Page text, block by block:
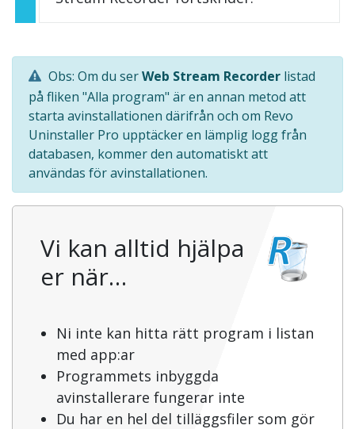
Obs: Om du serWeb Stream Recorder listad
på fliken "Alla program" är en annan metod att
starta avinstallationen därifrån och om Revo
Uninstaller Pro upptäcker en lämplig logg från
databasen, kommer den automatiskt att
användas för avinstallationen.
Vi kan alltid hjälpa
er när…
Ni inte kan hitta rätt program i listan
med app:ar
Programmets inbyggda
avinstallerare fungerar inte
Du har en hel del tilläggsfiler som gör